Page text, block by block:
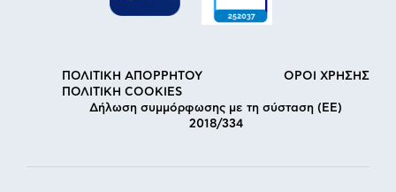
ΠΟΛΙΤΙΚΗ ΑΠΟΡΡΗΤΟΥ
ΟΡΟΙ ΧΡΗΣΗΣ
ΠΟΛΙΤΙΚΗ COOKIES
Δήλωση συμμόρφωσης με τη σύσταση (ΕΕ)
2018/334